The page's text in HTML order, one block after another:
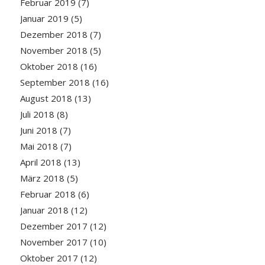
Januar 2019 (5)
Dezember 2018 (7)
November 2018 (5)
Oktober 2018 (16)
September 2018 (16)
August 2018 (13)
Juli 2018 (8)
Juni 2018 (7)
Mai 2018 (7)
April 2018 (13)
März 2018 (5)
Februar 2018 (6)
Januar 2018 (12)
Dezember 2017 (12)
November 2017 (10)
Oktober 2017 (12)